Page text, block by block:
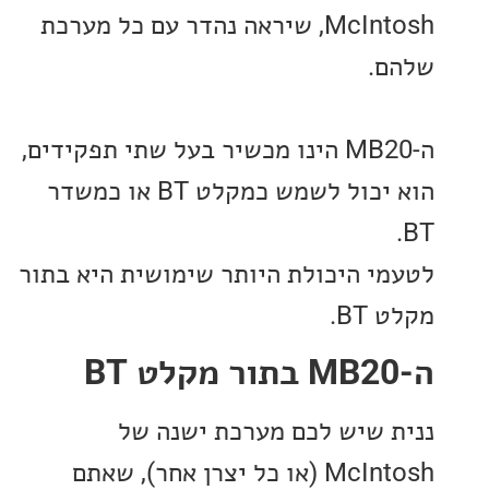
McIntosh, שיראה נהדר עם כל מערכת
ה-MB20 הינו מכשיר בעל שתי תפקידים,
הוא יכול לשמש כמקלט BT או כמשדר
היכולת היותר שימושית היא בתור
שיש לכם מערכת ישנה של
McIntosh (או כל יצרן אחר), שאתם